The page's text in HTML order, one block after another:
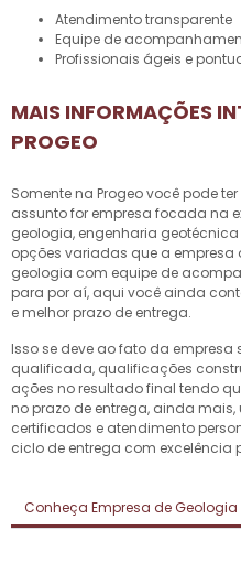
atendimento transparente
equipe de
profissionais ágeis e
MAIS INFORMAÇÕES
PROGEO
Somente na Progeo você pode
assunto for empresa focada na
geologia, engenharia
opções variadas que a empresa
geologia com equipe de
para por aí, aqui você ainda
e melhor prazo de entrega.
Isso se deve ao fato da
qualificada, qualificações
ações no resultado final tendo
no prazo de entrega, ainda
certificados e atendimento
ciclo de entrega com excelência
Conheça Empresa de Geologia